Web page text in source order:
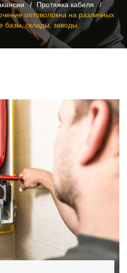
Протяжка кабеля
оптоволокна на различных
базы, склады, заводы.